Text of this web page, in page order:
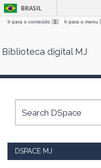
Skip
BRASIL
Ir para o conteúdo 1 Ir para o menu
Biblioteca digital MJ
DSPACE MJ